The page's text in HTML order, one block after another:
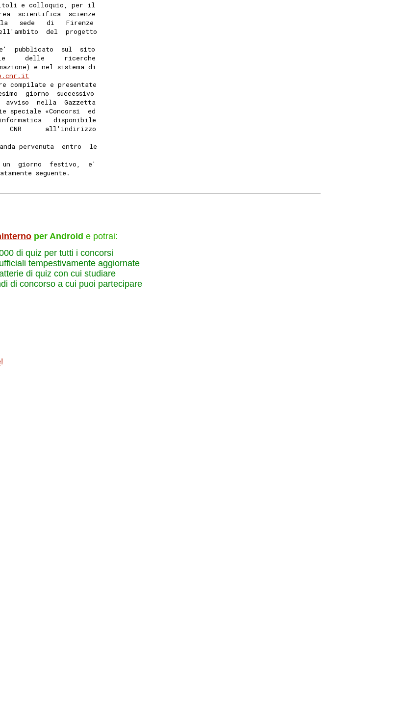
e colloquio, per il
scientifica  scienze
sede   di   Firenze
del  progetto
pubblicato  sul  sito
delle     ricerche
e nel sistema di
compilate e presentate
giorno  successivo
nella  Gazzetta
speciale «Concorsi  ed
disponibile
CNR      all'indirizzo
pervenuta  entro  le
giorno  festivo,  e'
seguente.
per Android e potrai:
di quiz per tutti i concorsi
tempestivamente aggiornate
di quiz con cui studiare
di concorso a cui puoi partecipare
!